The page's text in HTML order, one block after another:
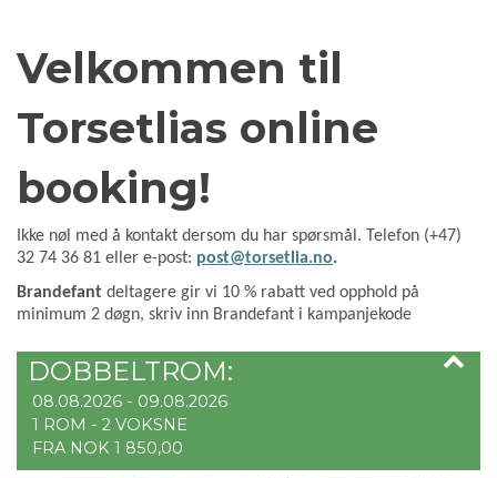
Velkommen til
Torsetlias online
booking!
Ikke nøl med å kontakt dersom du har spørsmål. Telefon (+47)
32 74 36 81 eller e-post: post@torsetlia.no.
Brandefant deltagere gir vi 10 % rabatt ved opphold på
minimum 2 døgn, skriv inn Brandefant i kampanjekode
DOBBELTROM:
08.08.2026 - 09.08.2026
1 ROM - 2 VOKSNE
FRA NOK 1 850,00